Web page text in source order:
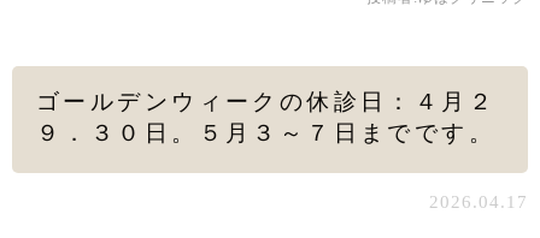
ゴールデンウィークの休診日：４月２
９．３０日。５月３～７日までです。
2026.04.17